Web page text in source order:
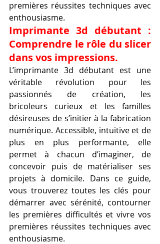
premières réussites techniques avec
enthousiasme.
Imprimante 3d débutant :
Comprendre le rôle du slicer
dans vos impressions.
L’imprimante 3d débutant est une
véritable révolution pour les
passionnés de création, les
bricoleurs curieux et les familles
désireuses de s’initier à la fabrication
numérique. Accessible, intuitive et de
plus en plus performante, elle
permet à chacun d’imaginer, de
concevoir puis de matérialiser ses
projets à domicile. Dans ce guide,
vous trouverez toutes les clés pour
démarrer avec sérénité, contourner
les premières difficultés et vivre vos
premières réussites techniques avec
enthousiasme.